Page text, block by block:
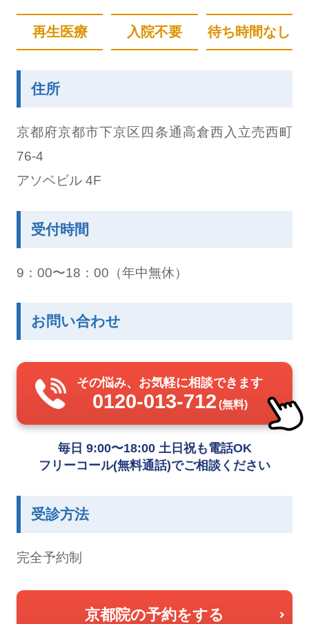
再生医療 入院不要 待ち時間なし
住所
京都府京都市下京区四条通高倉西入立売西町
76-4
アソベビル 4F
受付時間
9：00〜18：00（年中無休）
お問い合わせ
その悩み、お気軽に相談できます
0120-013-712 (無料)
毎日 9:00〜18:00 土日祝も電話OK
フリーコール(無料通話)でご相談ください
受診方法
完全予約制
京都院の予約をする